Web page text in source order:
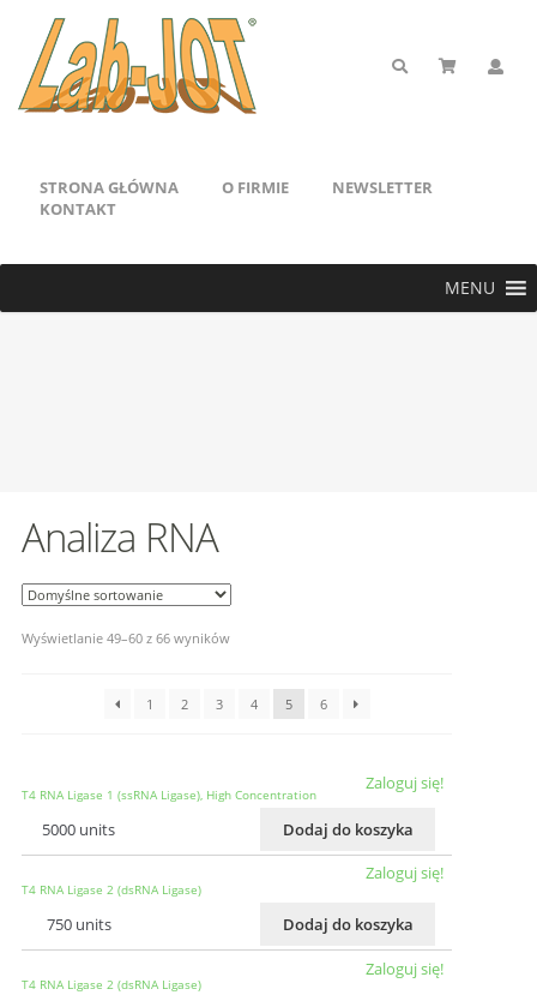
STRONA GŁÓWNA O FIRMIE
NEWSLETTER
KONTAKT
MENU
Analiza RNA
Wyświetlanie 49–60 z 66 wyników
1 2 3 4 5 6
T4 RNA Ligase 1 (ssRNA Ligase), High Concentration
5000 units
Zaloguj się!
Dodaj do koszyka
T4 RNA Ligase 2 (dsRNA Ligase)
750 units
Zaloguj się!
Dodaj do koszyka
T4 RNA Ligase 2 (dsRNA Ligase)
Zaloguj się!